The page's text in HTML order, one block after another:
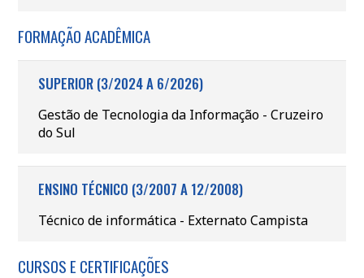
FORMAÇÃO ACADÊMICA
SUPERIOR (3/2024 A 6/2026)
Gestão de Tecnologia da Informação - Cruzeiro
do Sul
ENSINO TÉCNICO (3/2007 A 12/2008)
Técnico de informática - Externato Campista
CURSOS E CERTIFICAÇÕES